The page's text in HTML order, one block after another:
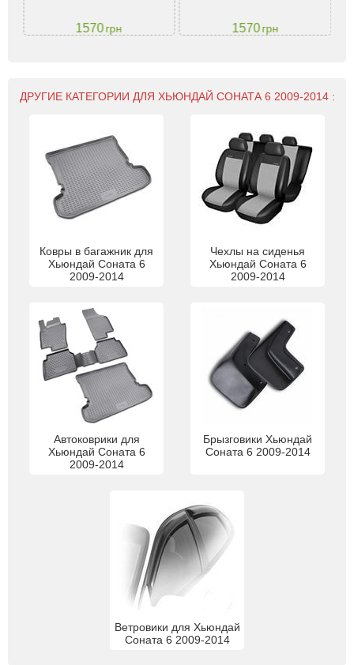
1570грн 1570грн
ДРУГИЕ КАТЕГОРИИ ДЛЯ ХЬЮНДАЙ СОНАТА 6 2009-2014 :
Ковры в багажник для
Хьюндай Соната 6
2009-2014
Чехлы на сиденья
Хьюндай Соната 6
2009-2014
Автоковрики для
Хьюндай Соната 6
2009-2014
Брызговики Хьюндай
Соната 6 2009-2014
Ветровики для Хьюндай
Соната 6 2009-2014